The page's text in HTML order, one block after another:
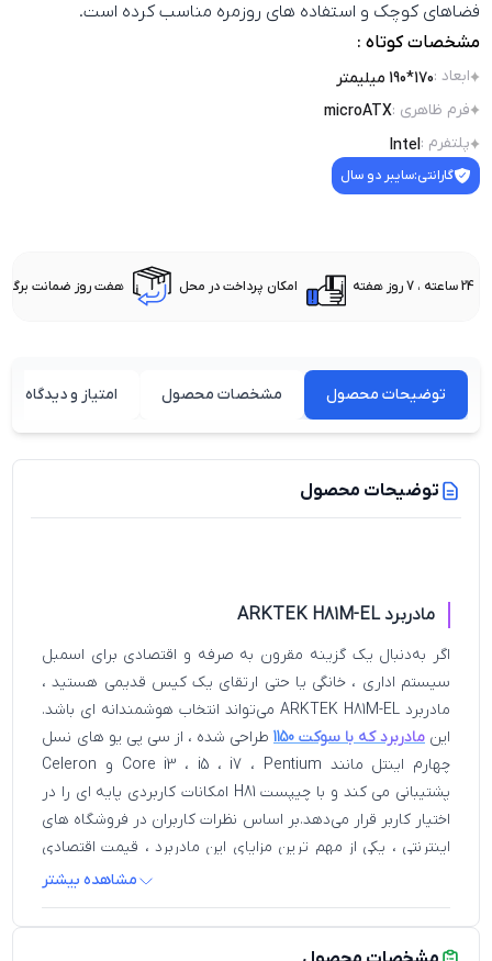
فضاهای کوچک و استفاده‌ های روزمره مناسب کرده است.
مشخصات کوتاه :
ابعاد :170*190 میلیمتر
فرم ظاهری :
microATX
پلتفرم :
Intel
گارانتی:سایبر دو سال
24 ساعته ، 7 روز هفته امکان پرداخت در محل هفت روز ضمانت
توضیحات محصول مشخصات محصول امتیاز و دیدگاه
توضیحات محصول
مادربرد ARKTEK H81M-EL
اگر به‌دنبال یک گزینه‌ مقرون‌ به‌ صرفه و اقتصادی برای اسمبل
سیستم اداری ، خانگی یا حتی ارتقای یک کیس قدیمی هستید ،
مادربرد ARKTEK H81M-EL می‌تواند انتخاب هوشمندانه‌ ای باشد.
این مادربرد که با سوکت 1150
طراحی شده ، از سی پی یو های نسل
چهارم اینتل مانند Core i3 ، i5 ، i7 ، Pentium و Celeron
پشتیبانی می‌ کند و با چیپست H81 امکانات کاربردی پایه ای را در
اختیار کاربر قرار می‌دهد.بر اساس نظرات کاربران در فروشگاه های
اینترنتی ، یکی از مهم ترین مزایای این مادربرد ، قیمت اقتصادی
آن است. بسیاری از خریداران آن را برای سیستم‌ های ساده‌ اداری
اشاره داشته‌اند که علی‌ رغم برند کمتر شناخته‌ شده‌ آرکتک ، این
مدل عملکرد قابل‌ قبولی در استفاده‌ های طولانی‌ مدت دارد. اگرچه
مشاهده بیشتر